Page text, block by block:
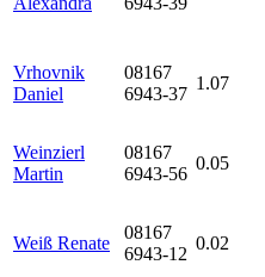
Vrhovnik
Daniel
08167
6943-37
1.07
Weinzierl
Martin
08167
6943-56
0.05
Weiß Renate
08167
6943-12
0.02